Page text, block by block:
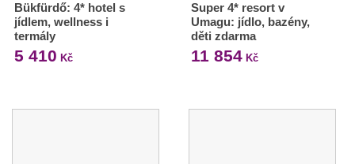
Bükfürdő: 4* hotel s
jídlem, wellness i
termály
5 410 Kč
Super 4* resort v
Umagu: jídlo, bazény,
děti zdarma
11 854Kč